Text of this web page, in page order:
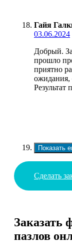
Гайя
03.06.2024
Добрый.
прошло
приятно
ожидания,
Результат
Показать
Сделать
Заказать
пазлов